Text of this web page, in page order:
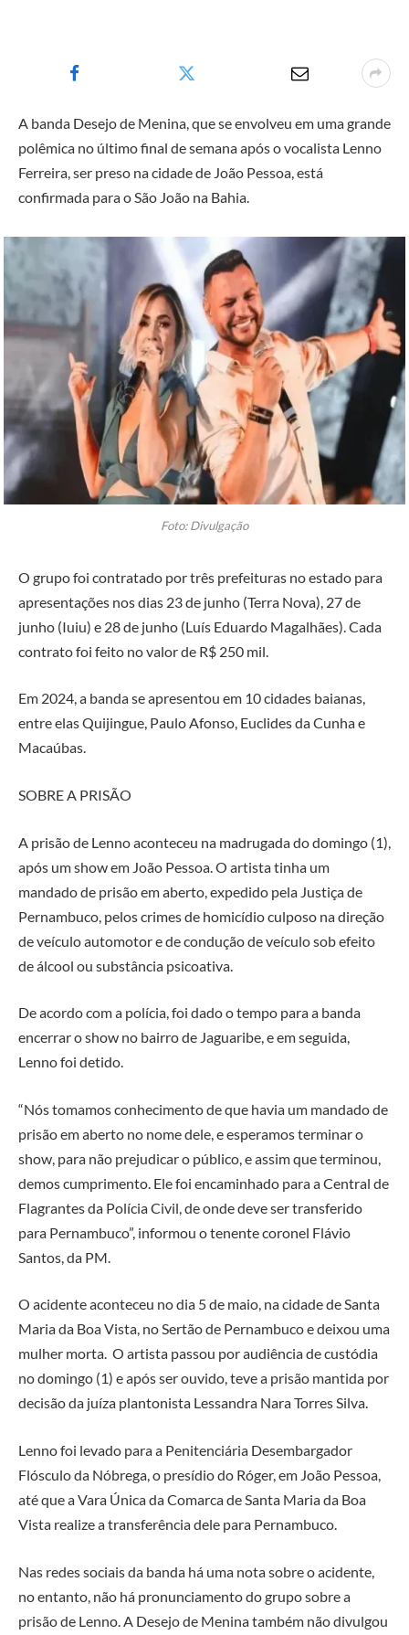
A banda Desejo de Menina, que se envolveu em uma grande
polêmica no último final de semana após o vocalista Lenno
Ferreira, ser preso na cidade de João Pessoa, está
confirmada para o São João na Bahia.
Foto: Divulgação
O grupo foi contratado por três prefeituras no estado para
apresentações nos dias 23 de junho (Terra Nova), 27 de
junho (Iuiu) e 28 de junho (Luís Eduardo Magalhães). Cada
contrato foi feito no valor de R$ 250 mil.
Em 2024, a banda se apresentou em 10 cidades baianas,
entre elas Quijingue, Paulo Afonso, Euclides da Cunha e
Macaúbas.
SOBRE A PRISÃO
A prisão de Lenno aconteceu na madrugada do domingo (1),
após um show em João Pessoa. O artista tinha um
mandado de prisão em aberto, expedido pela Justiça de
Pernambuco, pelos crimes de homicídio culposo na direção
de veículo automotor e de condução de veículo sob efeito
de álcool ou substância psicoativa.
De acordo com a polícia, foi dado o tempo para a banda
encerrar o show no bairro de Jaguaribe, e em seguida,
Lenno foi detido.
“Nós tomamos conhecimento de que havia um mandado de
prisão em aberto no nome dele, e esperamos terminar o
show, para não prejudicar o público, e assim que terminou,
demos cumprimento. Ele foi encaminhado para a Central de
Flagrantes da Polícia Civil, de onde deve ser transferido
para Pernambuco”, informou o tenente coronel Flávio
Santos, da PM.
O acidente aconteceu no dia 5 de maio, na cidade de Santa
Maria da Boa Vista, no Sertão de Pernambuco e deixou uma
mulher morta. O artista passou por audiência de custódia
no domingo (1) e após ser ouvido, teve a prisão mantida por
decisão da juíza plantonista Lessandra Nara Torres Silva.
Lenno foi levado para a Penitenciária Desembargador
Flósculo da Nóbrega, o presídio do Róger, em João Pessoa,
até que a Vara Única da Comarca de Santa Maria da Boa
Vista realize a transferência dele para Pernambuco.
Nas redes sociais da banda há uma nota sobre o acidente,
no entanto, não há pronunciamento do grupo sobre a
prisão de Lenno. A Desejo de Menina também não divulgou